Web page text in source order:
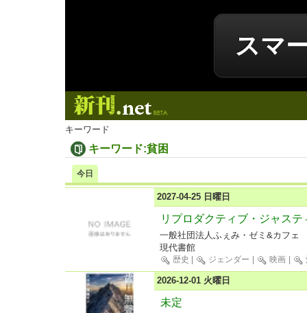
スマ
キーワード
キーワード:貧困
今日
2027-04-25 日曜日
リプロダクティブ・ジャステ
一般社団法人ふぇみ・ゼミ&カフェ
現代書館
歴史 ジェンダー 映画
2026-12-01 火曜日
未定